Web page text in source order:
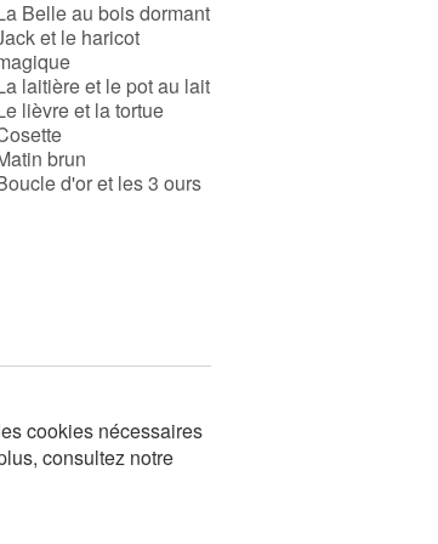
Belle au bois dormant
et le haricot
laitière et le pot au lait
lièvre et la tortue
brun
d'or et les 3 ours
cookies nécessaires
consultez notre